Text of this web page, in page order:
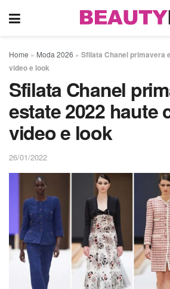
Home » Moda 2026 » Sfilata Chanel primavera
video e look
Sfilata Chanel
estate 2022 haute
video e look
26/01/2022